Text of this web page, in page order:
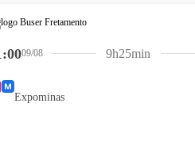
09/08
Expominas
9h25min